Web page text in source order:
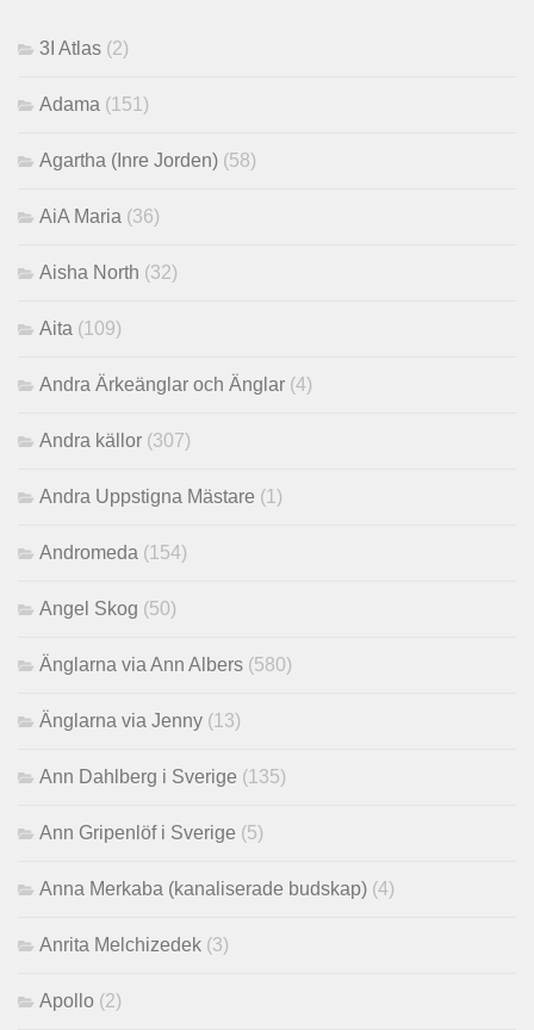
3I Atlas (2)
Adama (151)
Agartha (Inre Jorden) (58)
AiA Maria (36)
Aisha North (32)
Aita (109)
Andra Ärkeänglar och Änglar (4)
Andra källor (307)
Andra Uppstigna Mästare (1)
Andromeda (154)
Angel Skog (50)
Änglarna via Ann Albers (580)
Änglarna via Jenny (13)
Ann Dahlberg i Sverige (135)
Ann Gripenlöf i Sverige (5)
Anna Merkaba (kanaliserade budskap) (4)
Anrita Melchizedek (3)
Apollo (2)